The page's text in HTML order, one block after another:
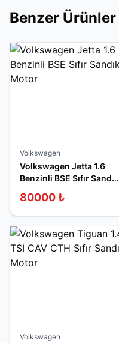
Benzer Ürünler
Volkswagen
Volkswagen Jetta 1.6
Benzinli BSE Sıfır Sandık
80000 ₺
Volkswagen